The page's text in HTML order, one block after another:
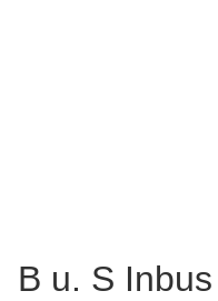
B u. S